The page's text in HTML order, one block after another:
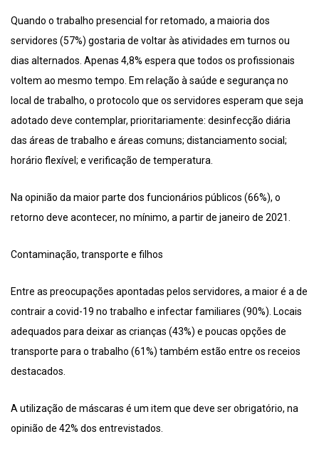
Quando o trabalho presencial for retomado, a maioria dos
servidores (57%) gostaria de voltar às atividades em turnos ou
dias alternados. Apenas 4,8% espera que todos os profissionais
voltem ao mesmo tempo. Em relação à saúde e segurança no
local de trabalho, o protocolo que os servidores esperam que seja
adotado deve contemplar, prioritariamente: desinfecção diária
das áreas de trabalho e áreas comuns; distanciamento social;
horário flexível; e verificação de temperatura.
Na opinião da maior parte dos funcionários públicos (66%), o
retorno deve acontecer, no mínimo, a partir de janeiro de 2021.
Contaminação, transporte e filhos
Entre as preocupações apontadas pelos servidores, a maior é a de
contrair a covid-19 no trabalho e infectar familiares (90%). Locais
adequados para deixar as crianças (43%) e poucas opções de
transporte para o trabalho (61%) também estão entre os receios
destacados.
A utilização de máscaras é um item que deve ser obrigatório, na
opinião de 42% dos entrevistados.